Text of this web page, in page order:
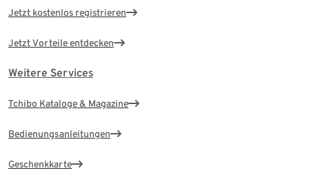
Jetzt kostenlos registrieren
Jetzt Vorteile entdecken
Weitere Services
Tchibo Kataloge & Magazine
Bedienungsanleitungen
Geschenkkarte